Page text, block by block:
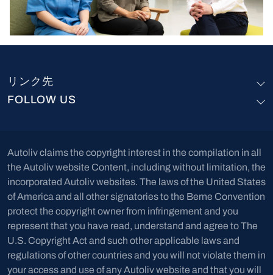
リンク先
FOLLOW US
Autoliv claims the copyright interest in the compilation in all
the Autoliv website Content, including without limitation, the
incorporated Autoliv websites. The laws of the United States
of America and all other signatories to the Berne Convention
protect the copyright owner from infringement and you
represent that you have read, understand and agree to The
U.S. Copyright Act and such other applicable laws and
regulations of other countries and you will not violate them in
your access and use of any Autoliv website and that you will